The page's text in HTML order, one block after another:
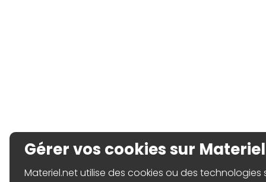
Gérer vos cookies sur
Materiel.net utilise des cookies ou des technologies